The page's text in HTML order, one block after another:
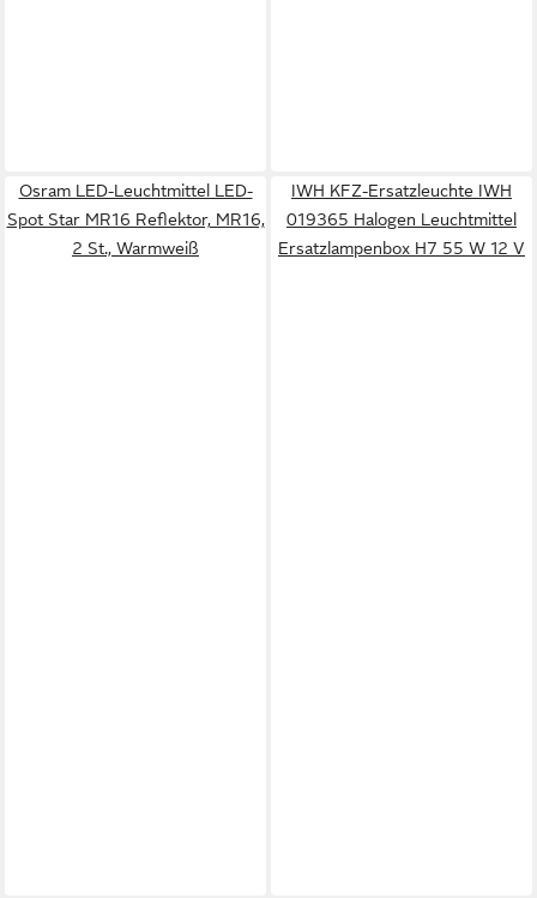
Osram LED-Leuchtmittel LED-
Spot Star MR16 Reflektor, MR16,
2 St., Warmweiß
IWH KFZ-Ersatzleuchte IWH
019365 Halogen Leuchtmittel
Ersatzlampenbox H7 55 W 12 V